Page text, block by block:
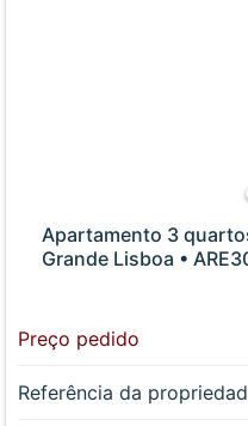
Apartamento 3
Grande Lisboa •
Preço pedido
Referência da